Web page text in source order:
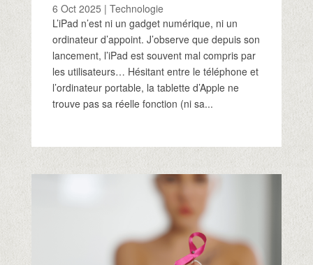
6 Oct 2025 | Technologie
L’iPad n’est ni un gadget numérique, ni un
ordinateur d’appoint. J’observe que depuis son
lancement, l’iPad est souvent mal compris par
les utilisateurs… Hésitant entre le téléphone et
l’ordinateur portable, la tablette d’Apple ne
trouve pas sa réelle fonction (ni sa...